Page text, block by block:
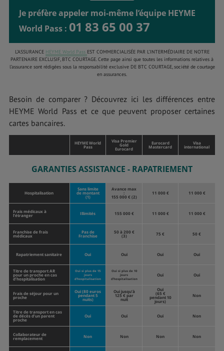
Je préfère appeler moi-même l’équipe HEYME
World Pass : 01 83 65 00 37
L’ASSURANCE HEYME World Pass EST COMMERCIALISÉE PAR L’INTERMÉDIAIRE DE NOTRE
PARTENAIRE EXCLUSIF, BTC COURTAGE. Cette page ainsi que toutes les informations relatives à
l’assurance sont rédigées sous la responsabilité exclusive DE BTC COURTAGE, société de courtage
en assurances.
Besoin de comparer ? Découvrez ici les différences entre
HEYME World Pass et ce que peuvent proposer certaines
cartes bancaires.
HEYME World
Pass
Visa Premier
Gold
Eurocard
Eurocard
Mastercard
Visa
international
GARANTIES ASSISTANCE - RAPATRIEMENT
Hospitalisation
Sans limite
de montant
(1)
Avance max
:
155 000 € (2)
11 000 € 11 000 €
Frais médicaux à
l’étranger Illimités 155 000 € 11 000 € 11 000 €
Franchise de frais
médicaux
Pas de
Franchise
50 à 200 €
(3) 75 € 50 €
Rapatriement sanitaire Oui Oui Oui Oui
Titre de transport AR
pour un proche en cas
d’hospitalisation
Oui si plus de 15
jours
d’hospitalisation
Oui si plus de 10
jours
d’hospitalisation
Oui Oui
Frais de séjour pour un
proche
Oui (80 euros
pendant 5
nuits)
Oui jusqu’à
125 € par
nuit
Oui
(65 €
pendant 10
jours)
Non
Titre de transport en cas
de décès d’un parent
proche
Oui Oui Oui Non
Collaborateur de
remplacement Non Non Non Non